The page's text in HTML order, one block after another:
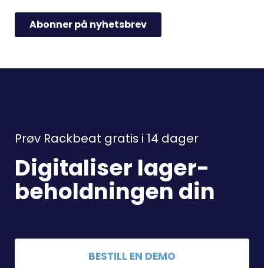
Prøv Rackbeat gratis i 14 dager
Digitaliser lager-
beholdningen din
BESTILL EN DEMO